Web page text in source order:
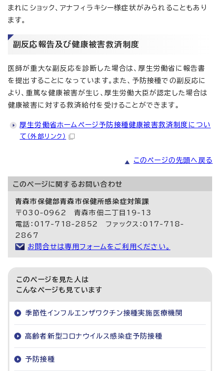
まれにショック、アナフィラキシー様症状がみられることもあり
ます。
副反応報告及び健康被害救済制度
医師が重大な副反応を診断した場合は、厚生労働省に報告書
を提出することになっています。また、予防接種での副反応に
より、重篤な健康被害が生じ、厚生労働大臣が認定した場合は
健康被害に対する救済給付を受けることができます。
厚生労働省ホームページ予防接種健康被害救済制度につい
て （外部リンク）
このページの先頭へ戻る
このページに関する お問い合わせ
青森市保健部青森市保健所感染症対策課
〒030-0962 青森市佃二丁目19-13
電話：017-718-2852 ファックス：017-718-
2867
お問合せは専用フォームをご利用ください。
このページを見た人は
こんなページも見ています
季節性インフルエンザワクチン接種実施医療機関
高齢者新型コロナウイルス感染症予防接種
予防接種